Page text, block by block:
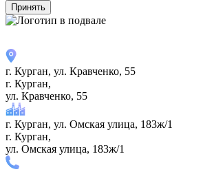
Принять
г. Курган, ул. ​Кравченко, 55
г. Курган,
ул. ​Кравченко, 55
г. Курган, ул. Омская улица, 183ж/1
г. Курган,
ул. Омская улица, 183ж/1